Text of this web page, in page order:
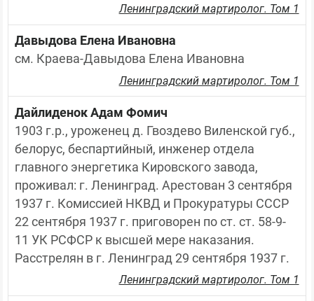
Ленинградский мартиролог. Том 1
Давыдова Елена Ивановна
см. Краева-Давыдова Елена Ивановна
Ленинградский мартиролог. Том 1
Дайлиденок Адам Фомич
1903 г.р., уроженец д. Гвоздево Виленской губ.,
белорус, беспартийный, инженер отдела
главного энергетика Кировского завода,
проживал: г. Ленинград. Арестован 3 сентября
1937 г. Комиссией НКВД и Прокуратуры СССР
22 сентября 1937 г. приговорен по ст. ст. 58-9-
11 УК РСФСР к высшей мере наказания.
Расстрелян в г. Ленинград 29 сентября 1937 г.
Ленинградский мартиролог. Том 1